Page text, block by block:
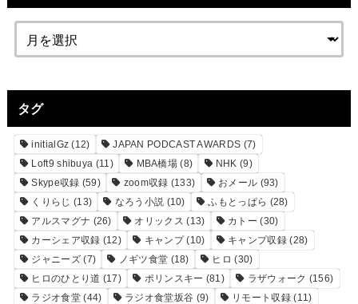
タグ
initialGz (12) JAPAN PODCAST AWARDS (7)
Loft9 shibuya (11) MBA橋場 (8) NHK (9)
Skype収録 (59) zoom収録 (133) おメール (93)
くりらじ (13) なろう小説 (10) ふもとっぱら (28)
アルスマグナ (26) オリックス (13) カトー (30)
カーシェア収録 (12) キャンプ(10) キャンプ収録(28)
ジャニーズ(7) ノギツ食堂 (18) ヒロ (30)
ヒロのひとり道 (17) ポリンスキー (81) ラザウォーク (156)
ラジオ食堂(44) ラジオ食堂坂谷 (9) リモート収録(11)